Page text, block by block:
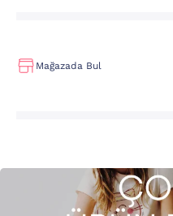
Mağazada Bul